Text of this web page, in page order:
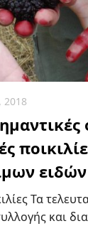
2018
ειδών
Τα
και